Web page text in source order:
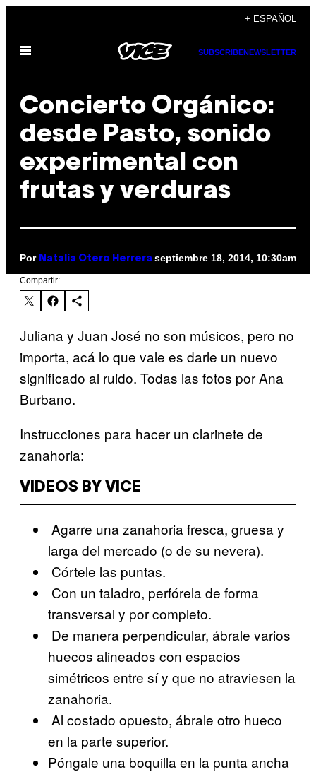
contenido
+ ESPAÑOL
Abrir
SUBSCRIBENEWSLETTER
Concierto Orgánico:
desde Pasto, sonido
experimental con
frutas y verduras
Por Natalia Otero Herrera septiembre 18, 2014, 10:30am
Compartir:
Juliana y Juan José no son músicos, pero no
importa, acá lo que vale es darle un nuevo
significado al ruido. Todas las fotos por Ana
Burbano.
Instrucciones para hacer un clarinete de
zanahoria:
VIDEOS BY VICE
Agarre una zanahoria fresca, gruesa y
larga del mercado (o de su nevera).
Córtele las puntas.
Con un taladro, perfórela de forma
transversal y por completo.
De manera perpendicular, ábrale varios
huecos alineados con espacios
simétricos entre sí y que no atraviesen la
zanahoria.
Al costado opuesto, ábrale otro hueco
en la parte superior.
Póngale una boquilla en la punta ancha